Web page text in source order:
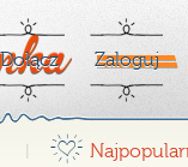
Dołącz Zaloguj
¤